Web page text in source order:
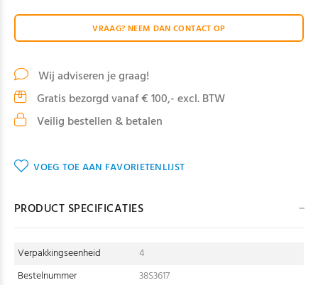
VRAAG? NEEM DAN CONTACT OP
Wij adviseren je graag!
Gratis bezorgd vanaf € 100,- excl. BTW
Veilig bestellen & betalen
VOEG TOE AAN FAVORIETENLIJST
PRODUCT SPECIFICATIES
Verpakkingseenheid
4
Bestelnummer
38S3617